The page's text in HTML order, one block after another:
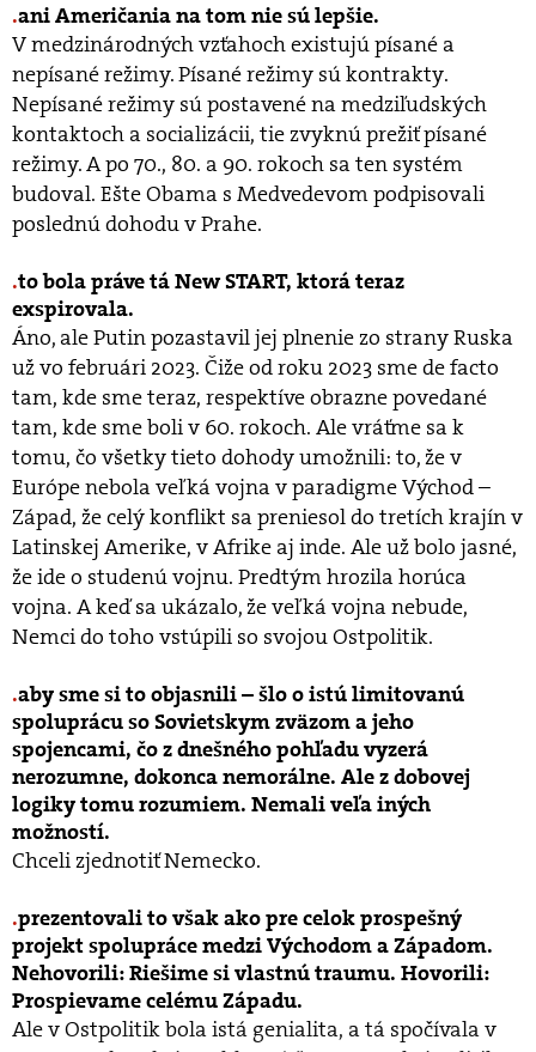
ani Američania na tom nie sú lepšie.
V medzinárodných vzťahoch existujú písané a
nepísané režimy. Písané režimy sú kontrakty.
Nepísané režimy sú postavené na medziľudských
kontaktoch a socializácii, tie zvyknú prežiť písané
režimy. A po 70., 80. a 90. rokoch sa ten systém
budoval. Ešte Obama s Medvedevom podpisovali
poslednú dohodu v Prahe.
to bola práve tá New START, ktorá teraz
exspirovala.
Áno, ale Putin pozastavil jej plnenie zo strany Ruska
už vo februári 2023. Čiže od roku 2023 sme de facto
tam, kde sme teraz, respektíve obrazne povedané
tam, kde sme boli v 60. rokoch. Ale vráťme sa k
tomu, čo všetky tieto dohody umožnili: to, že v
Európe nebola veľká vojna v paradigme Východ –
Západ, že celý konflikt sa preniesol do tretích krajín v
Latinskej Amerike, v Afrike aj inde. Ale už bolo jasné,
že ide o studenú vojnu. Predtým hrozila horúca
vojna. A keď sa ukázalo, že veľká vojna nebude,
Nemci do toho vstúpili so svojou Ostpolitik.
aby sme si to objasnili – šlo o istú limitovanú
spoluprácu so Sovietskym zväzom a jeho
spojencami, čo z dnešného pohľadu vyzerá
nerozumne, dokonca nemorálne. Ale z dobovej
logiky tomu rozumiem. Nemali veľa iných
možností.
Chceli zjednotiť Nemecko.
prezentovali to však ako pre celok prospešný
projekt spolupráce medzi Východom a Západom.
Nehovorili: Riešime si vlastnú traumu. Hovorili:
Prospievame celému Západu.
Ale v Ostpolitik bola istá genialita, a tá spočívala v